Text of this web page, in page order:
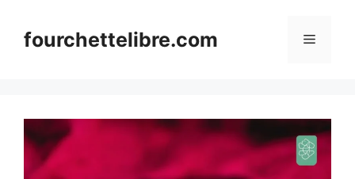
contentfourchettelibre.com Menu